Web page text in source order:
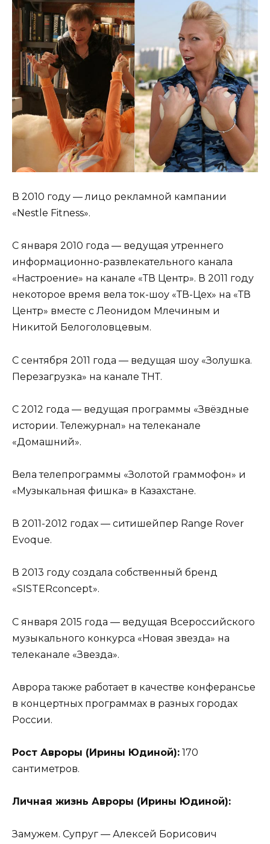
В 2010 году — лицо рекламной кампании
«Nestle Fitness».
С января 2010 года — ведущая утреннего
информационно-развлекательного канала
«Настроение» на канале «ТВ Центр». В 2011 году
некоторое время вела ток-шоу «ТВ-Цех» на «ТВ
Центр» вместе с Леонидом Млечиным и
Никитой Белоголовцевым.
С сентября 2011 года — ведущая шоу «Золушка.
Перезагрузка» на канале ТНТ.
С 2012 года — ведущая программы «Звёздные
истории. Тележурнал» на телеканале
«Домашний».
Вела телепрограммы «Золотой граммофон» и
«Музыкальная фишка» в Казахстане.
В 2011-2012 годах — ситишейпер Range Rover
Evoque.
В 2013 году создала собственный бренд
«SISTERconcept».
С января 2015 года — ведущая Всероссийского
музыкального конкурса «Новая звезда» на
телеканале «Звезда».
Аврора также работает в качестве конферансье
в концертных программах в разных городах
России.
Рост Авроры (Ирины Юдиной): 170
сантиметров.
Личная жизнь Авроры (Ирины Юдиной):
Замужем. Супруг — Алексей Борисович